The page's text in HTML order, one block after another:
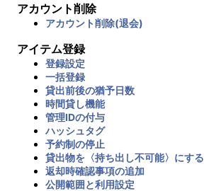
アカウント削除
アカウント削除(退会)
アイテム登録
登録設定
一括登録
貸出前後の猶予日数
時間貸し機能
管理IDの付与
ハッシュタグ
予約制の停止
貸出物を〈持ち出し不可能〉にする
返却時確認事項の追加
公開範囲と利用設定